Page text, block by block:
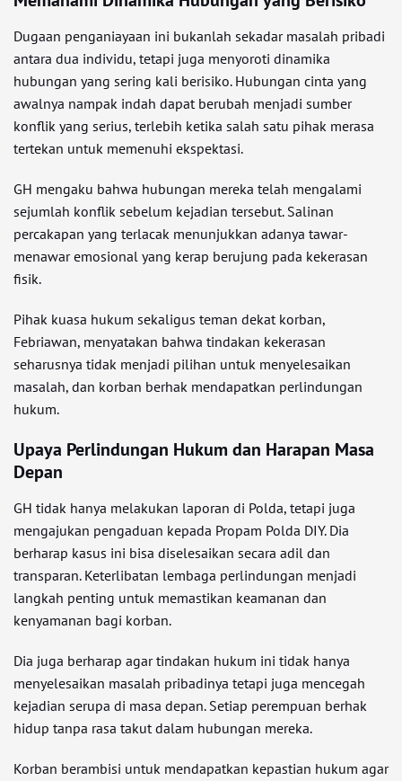
Dugaan penganiayaan ini bukanlah sekadar masalah pribadi
antara dua individu, tetapi juga menyoroti dinamika
hubungan yang sering kali berisiko. Hubungan cinta yang
awalnya nampak indah dapat berubah menjadi sumber
konflik yang serius, terlebih ketika salah satu pihak merasa
tertekan untuk memenuhi ekspektasi.
GH mengaku bahwa hubungan mereka telah mengalami
sejumlah konflik sebelum kejadian tersebut. Salinan
percakapan yang terlacak menunjukkan adanya tawar-
menawar emosional yang kerap berujung pada kekerasan
fisik.
Pihak kuasa hukum sekaligus teman dekat korban,
Febriawan, menyatakan bahwa tindakan kekerasan
seharusnya tidak menjadi pilihan untuk menyelesaikan
masalah, dan korban berhak mendapatkan perlindungan
hukum.
Upaya Perlindungan Hukum dan Harapan Masa
Depan
GH tidak hanya melakukan laporan di Polda, tetapi juga
mengajukan pengaduan kepada Propam Polda DIY. Dia
berharap kasus ini bisa diselesaikan secara adil dan
transparan. Keterlibatan lembaga perlindungan menjadi
langkah penting untuk memastikan keamanan dan
kenyamanan bagi korban.
Dia juga berharap agar tindakan hukum ini tidak hanya
menyelesaikan masalah pribadinya tetapi juga mencegah
kejadian serupa di masa depan. Setiap perempuan berhak
hidup tanpa rasa takut dalam hubungan mereka.
Korban berambisi untuk mendapatkan kepastian hukum agar